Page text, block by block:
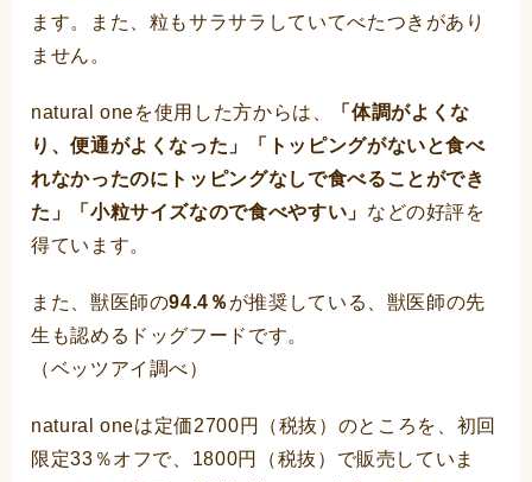
ます。また、粒もサラサラしていてべたつきがあり
ません。
natural oneを使用した方からは、
「体調がよくな
り、便通がよくなった」「トッピングがないと食べ
れなかったのにトッピングなしで食べることができ
た」「小粒サイズなので食べやすい」 などの好評を
得ています。
また、獣医師の94.4％ が推奨している、獣医師の先
生も認めるドッグフードです。
（ベッツアイ調べ）
natural oneは定価2700円（税抜）のところを、初回
限定33％オフで、1800円（税抜）で販売していま